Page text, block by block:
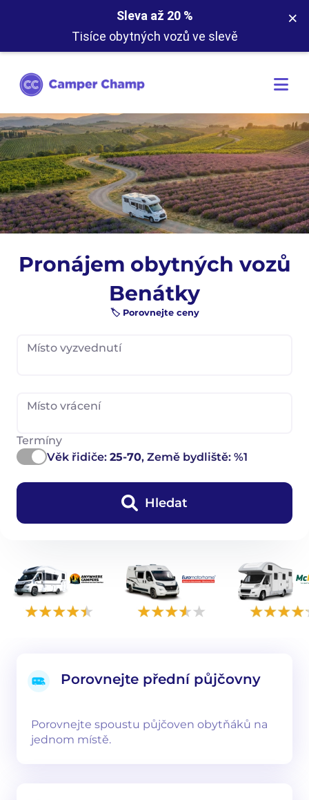
Sleva až 20 %
Tisíce obytných vozů ve slevě
×
Pronájem obytných vozů
Benátky
🏷️ Porovnejte ceny
Místo vyzvednutí
Místo vrácení
Termíny
Věk řidiče: 25-70, Země bydliště: %1
Hledat
Porovnejte přední půjčovny
Porovnejte spoustu půjčoven obytňáků na
jednom místě.